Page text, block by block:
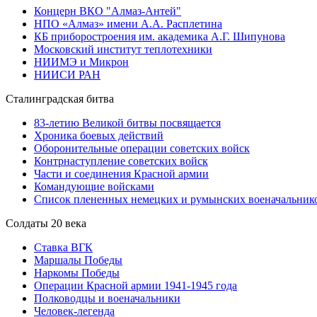
Концерн ВКО "Алмаз-Антей"
НПО «Алмаз» имени А.А. Расплетина
КБ приборостроения им. академика А.Г. Шипунова
Московский институт теплотехники
НИИМЭ и Микрон
НИИСИ РАН
Сталинградская битва
83-летию Великой битвы посвящается
Хроника боевых действий
Оборонительные операции советских войск
Контрнаступление советских войск
Части и соединения Красной армии
Командующие войсками
Список плененных немецких и румынских
Солдаты 20 века
Ставка ВГК
Маршалы Победы
Наркомы Победы
Операции Красной армии 1941-1945 года
Полководцы и военачальники
Человек-легенда